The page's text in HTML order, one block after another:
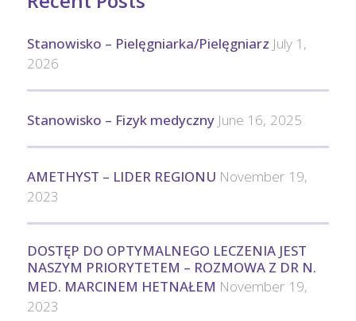
Stanowisko – Pielęgniarka/Pielęgniarz July 1,
2026
Stanowisko – Fizyk medyczny June 16, 2025
AMETHYST – LIDER REGIONU November 19,
2023
DOSTĘP DO OPTYMALNEGO LECZENIA JEST
NASZYM PRIORYTETEM – ROZMOWA Z DR N.
MED. MARCINEM HETNAŁEM November 19,
2023